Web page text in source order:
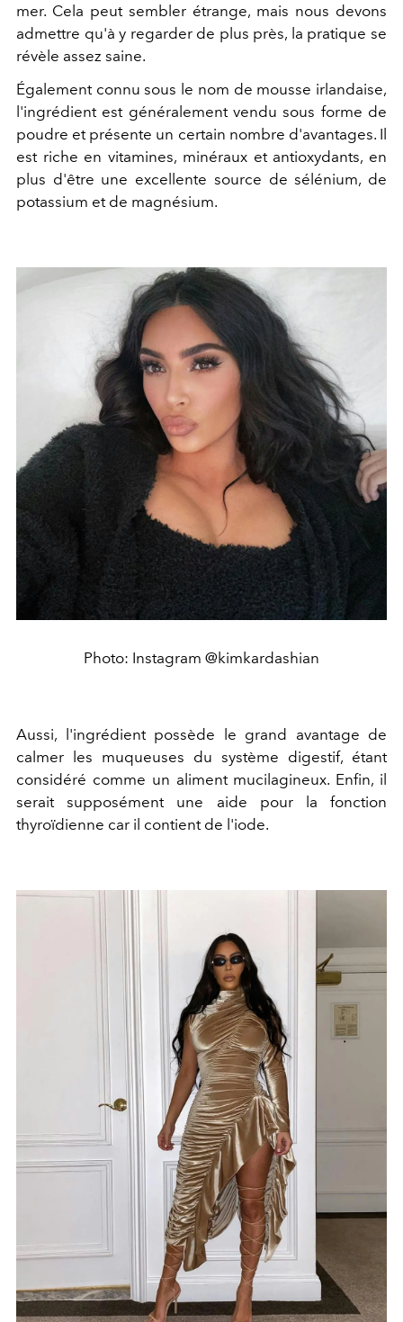
mer. Cela peut sembler étrange, mais nous devons
admettre qu'à y regarder de plus près, la pratique se
révèle assez saine.
Également connu sous le nom de mousse irlandaise,
l'ingrédient est généralement vendu sous forme de
poudre et présente un certain nombre d'avantages. Il
est riche en vitamines, minéraux et antioxydants, en
plus d'être une excellente source de sélénium, de
potassium et de magnésium.
Photo: Instagram @kimkardashian
Aussi, l'ingrédient possède le grand avantage de
calmer les muqueuses du système digestif, étant
considéré comme un aliment mucilagineux. Enfin, il
serait supposément une aide pour la fonction
thyroïdienne car il contient de l'iode.